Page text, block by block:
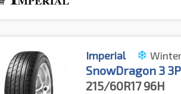
Imperial
SnowDragon 3
215/60R1796H